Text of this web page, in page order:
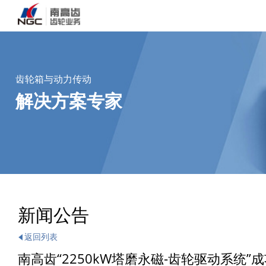
齿轮箱与动力传动
解决方案专家
新闻公告
返回列表
南高齿“2250kW塔磨永磁-齿轮驱动系统”